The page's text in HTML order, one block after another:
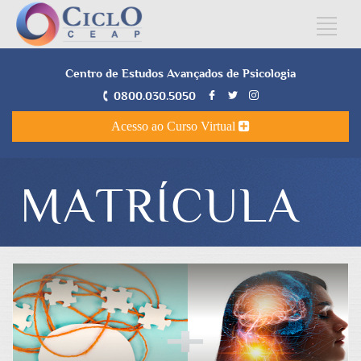
Centro de Estudos Avançados de Psicologia
0800.030.5050
Acesso ao Curso Virtual
MATRÍCULA